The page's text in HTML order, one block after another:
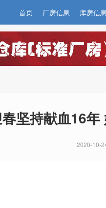
首页 厂房信息 库房信
坚持献血16
2020-10-